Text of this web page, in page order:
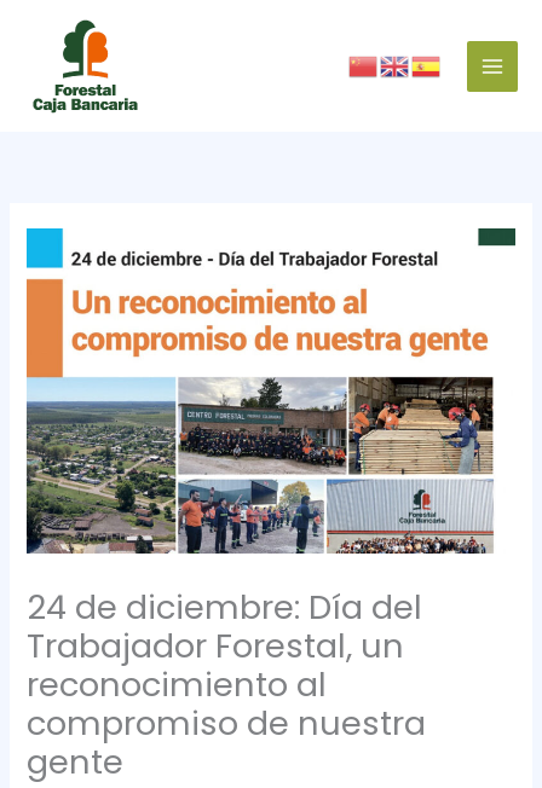
contenido
24 de diciembre: Día del
Trabajador Forestal, un
reconocimiento al
compromiso de nuestra
gente